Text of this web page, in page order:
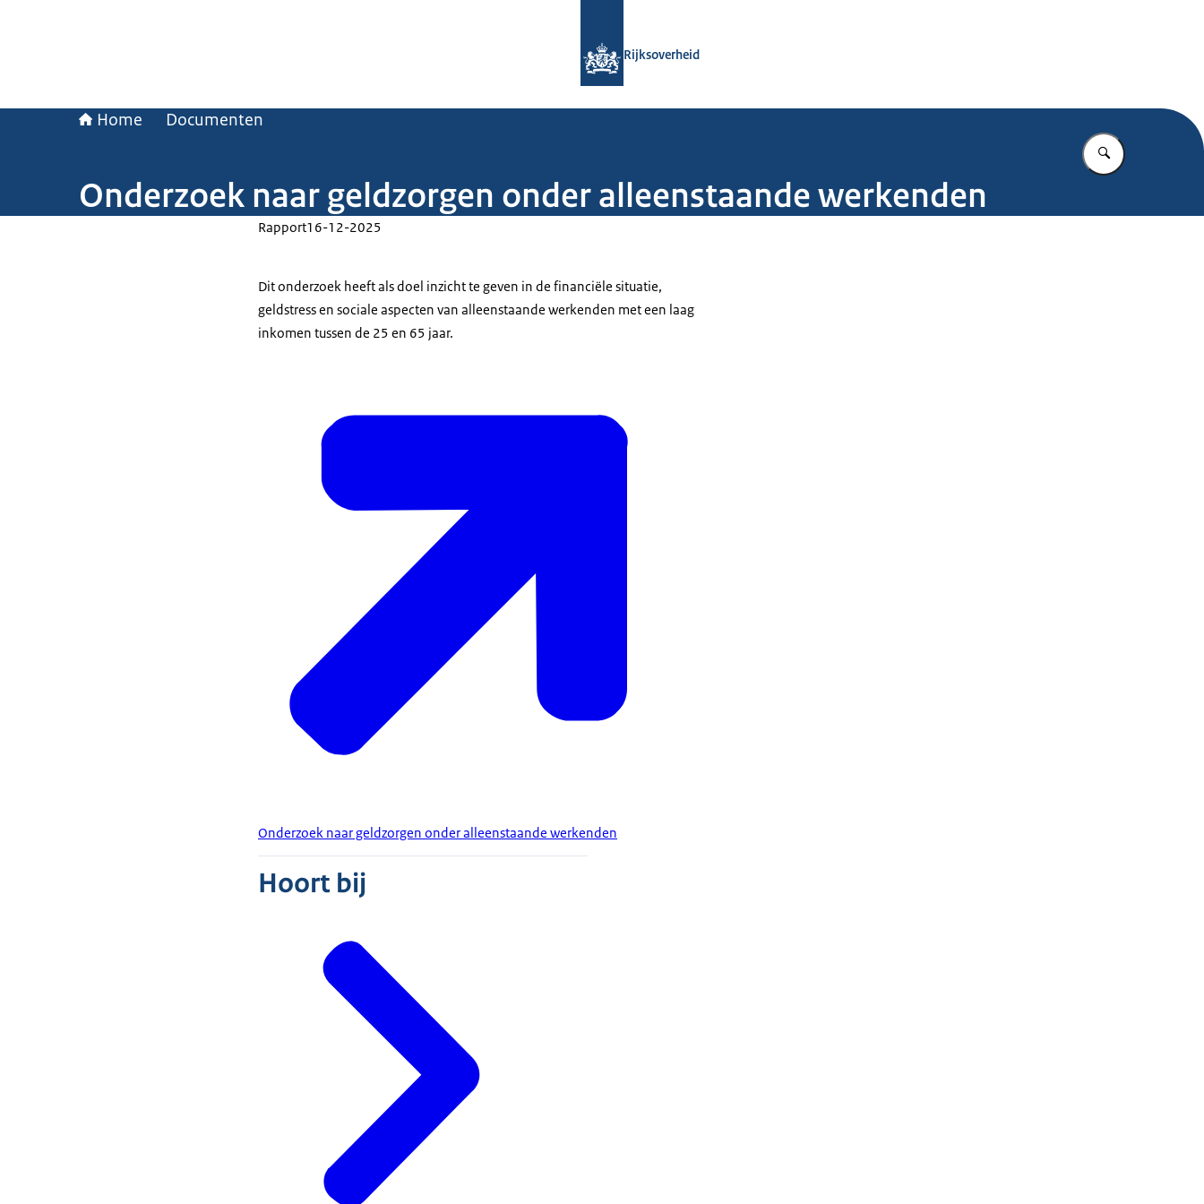
Rijksoverheid
Home Documenten
Vul in wat u
Onderzoek naar geldzorgen onder alleenstaande werkenden
Rapport16-12-2025
Dit onderzoek heeft als doel inzicht te geven in de financiële situatie,
geldstress en sociale aspecten van alleenstaande werkenden met een laag
inkomen tussen de 25 en 65 jaar.
Onderzoek naar geldzorgen onder alleenstaande werkenden
Hoort bij